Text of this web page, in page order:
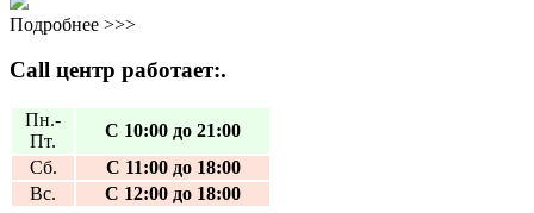
Подробнее >>>
Call центр работает:.
Пн.-
Пт.
С 10:00 до 21:00
Сб.
С 11:00 до 18:00
Вс.
С 12:00 до 18:00